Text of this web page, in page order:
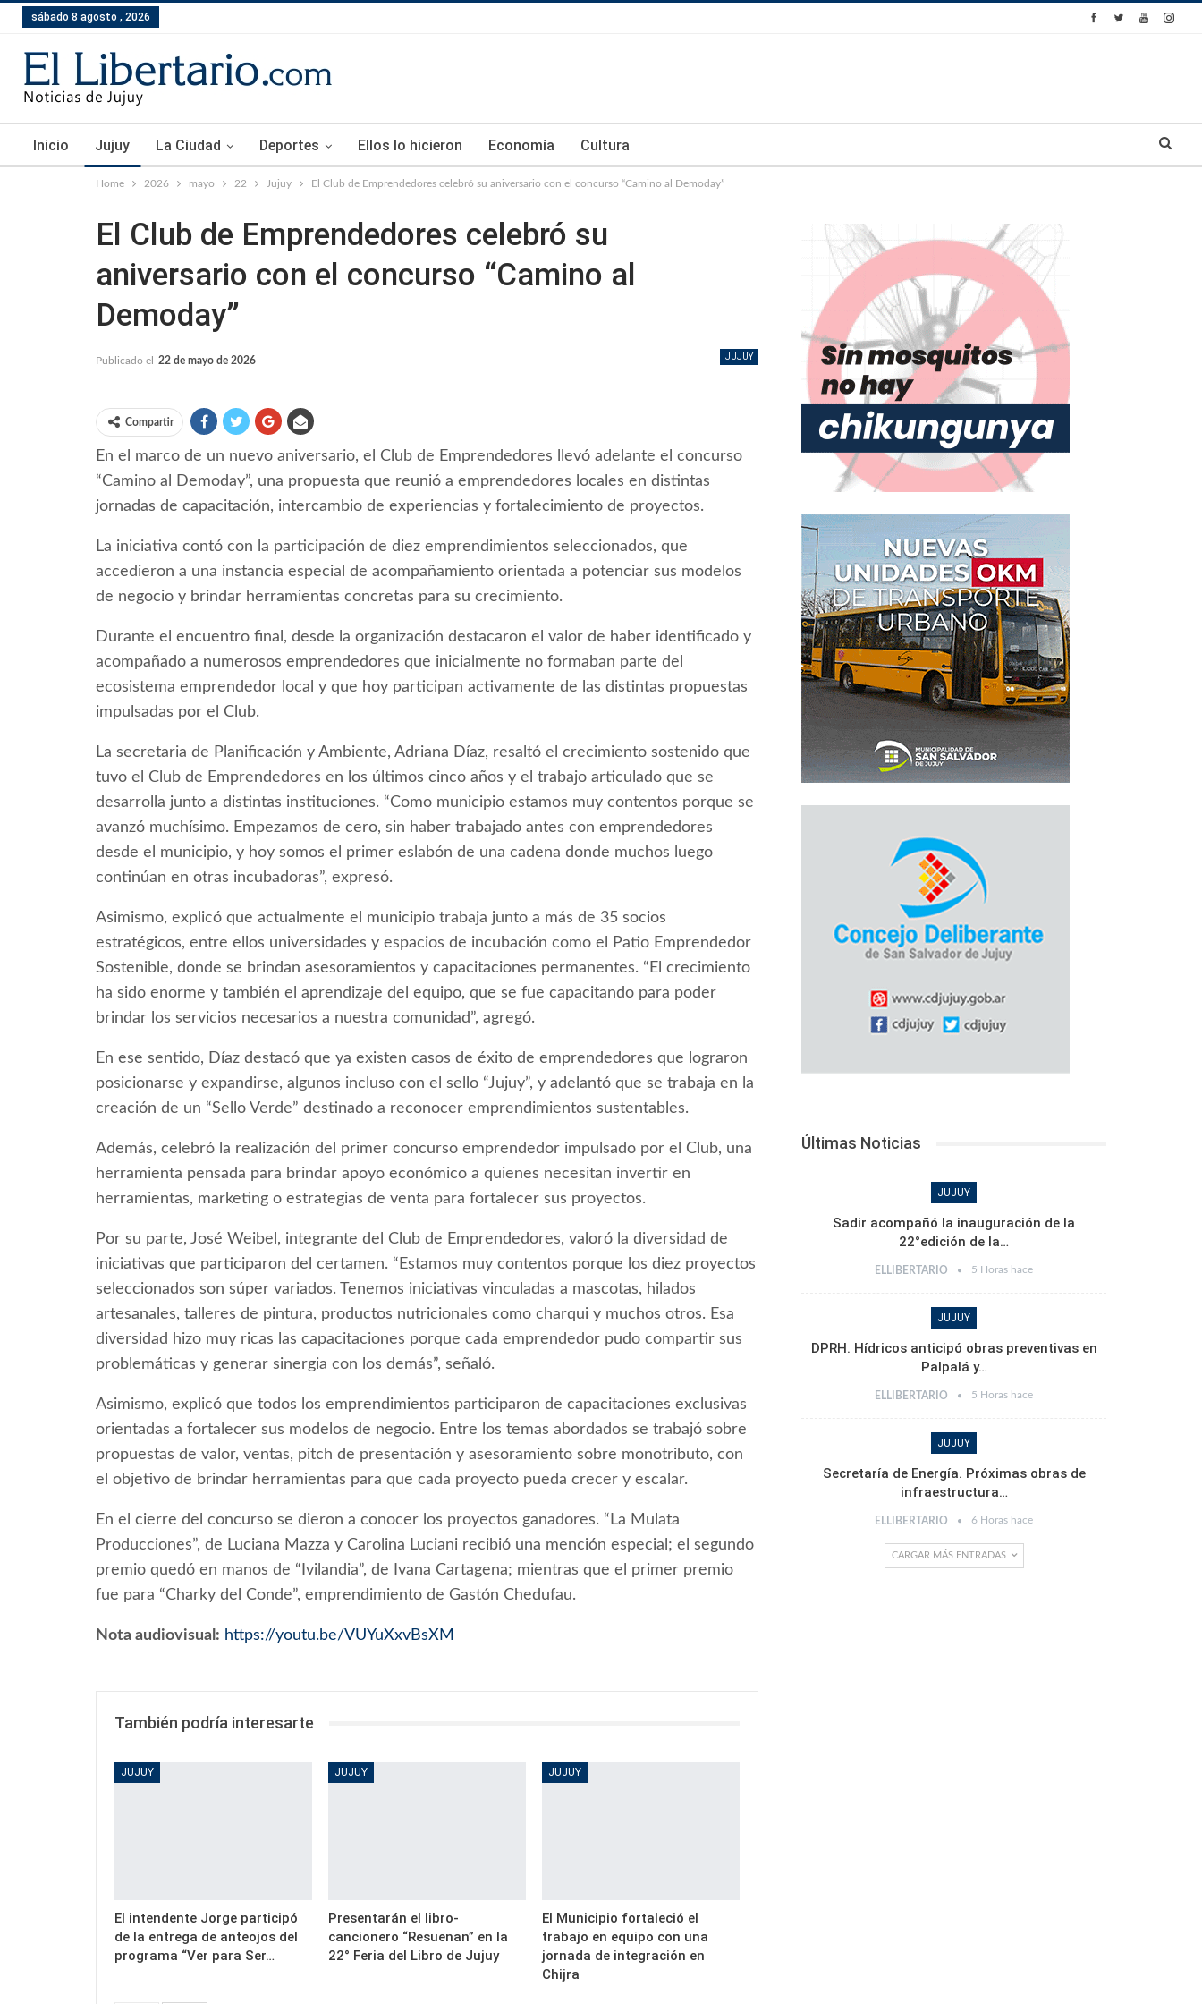
sábado 8 agosto , 2026
Inicio Jujuy La Ciudad Deportes Ellos lo hicieron Economía Cultura
Home 2026 mayo 22 Jujuy El Club de Emprendedores celebró su aniversario con el concurso “Camino al Demoday”
El Club de Emprendedores celebró su
aniversario con el concurso “Camino al
Demoday”
JUJUY
Publicado el 22 de mayo de 2026
Compartir
En el marco de un nuevo aniversario, el Club de Emprendedores llevó adelante el concurso
“Camino al Demoday”, una propuesta que reunió a emprendedores locales en distintas
jornadas de capacitación, intercambio de experiencias y fortalecimiento de proyectos.
La iniciativa contó con la participación de diez emprendimientos seleccionados, que
accedieron a una instancia especial de acompañamiento orientada a potenciar sus modelos
de negocio y brindar herramientas concretas para su crecimiento.
Durante el encuentro final, desde la organización destacaron el valor de haber identificado y
acompañado a numerosos emprendedores que inicialmente no formaban parte del
ecosistema emprendedor local y que hoy participan activamente de las distintas propuestas
impulsadas por el Club.
La secretaria de Planificación y Ambiente, Adriana Díaz, resaltó el crecimiento sostenido que
tuvo el Club de Emprendedores en los últimos cinco años y el trabajo articulado que se
desarrolla junto a distintas instituciones. “Como municipio estamos muy contentos porque se
avanzó muchísimo. Empezamos de cero, sin haber trabajado antes con emprendedores
desde el municipio, y hoy somos el primer eslabón de una cadena donde muchos luego
continúan en otras incubadoras”, expresó.
Asimismo, explicó que actualmente el municipio trabaja junto a más de 35 socios
estratégicos, entre ellos universidades y espacios de incubación como el Patio Emprendedor
Sostenible, donde se brindan asesoramientos y capacitaciones permanentes. “El crecimiento
ha sido enorme y también el aprendizaje del equipo, que se fue capacitando para poder
brindar los servicios necesarios a nuestra comunidad”, agregó.
En ese sentido, Díaz destacó que ya existen casos de éxito de emprendedores que lograron
posicionarse y expandirse, algunos incluso con el sello “Jujuy”, y adelantó que se trabaja en la
creación de un “Sello Verde” destinado a reconocer emprendimientos sustentables.
Además, celebró la realización del primer concurso emprendedor impulsado por el Club, una
herramienta pensada para brindar apoyo económico a quienes necesitan invertir en
herramientas, marketing o estrategias de venta para fortalecer sus proyectos.
Por su parte, José Weibel, integrante del Club de Emprendedores, valoró la diversidad de
iniciativas que participaron del certamen. “Estamos muy contentos porque los diez proyectos
seleccionados son súper variados. Tenemos iniciativas vinculadas a mascotas, hilados
artesanales, talleres de pintura, productos nutricionales como charqui y muchos otros. Esa
diversidad hizo muy ricas las capacitaciones porque cada emprendedor pudo compartir sus
problemáticas y generar sinergia con los demás”, señaló.
Asimismo, explicó que todos los emprendimientos participaron de capacitaciones exclusivas
orientadas a fortalecer sus modelos de negocio. Entre los temas abordados se trabajó sobre
propuestas de valor, ventas, pitch de presentación y asesoramiento sobre monotributo, con
el objetivo de brindar herramientas para que cada proyecto pueda crecer y escalar.
En el cierre del concurso se dieron a conocer los proyectos ganadores. “La Mulata
Producciones”, de Luciana Mazza y Carolina Luciani recibió una mención especial; el segundo
premio quedó en manos de “Ivilandia”, de Ivana Cartagena; mientras que el primer premio
fue para “Charky del Conde”, emprendimiento de Gastón Chedufau.
Nota audiovisual: https://youtu.be/VUYuXxvBsXM
También podría interesarte
JUJUY
El intendente Jorge participó
de la entrega de anteojos del
programa “Ver para Ser…
JUJUY
Presentarán el libro-
cancionero “Resuenan” en la
22° Feria del Libro de Jujuy
JUJUY
El Municipio fortaleció el
trabajo en equipo con una
jornada de integración en
Chijra
Últimas Noticias
JUJUY
Sadir acompañó la inauguración de la
22°edición de la…
ELLIBERTARIO 5 Horas hace
JUJUY
DPRH. Hídricos anticipó obras preventivas en
Palpalá y…
ELLIBERTARIO 5 Horas hace
JUJUY
Secretaría de Energía. Próximas obras de
infraestructura…
ELLIBERTARIO 6 Horas hace
CARGAR MÁS ENTRADAS